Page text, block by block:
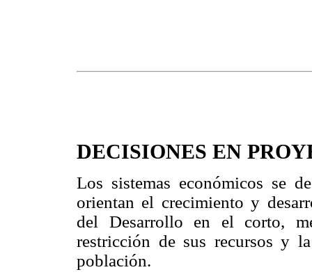
DECISIONES EN
Los sistemas económicos se
orientan el crecimiento y
del Desarrollo en el corto,
restricción de sus recursos y
población.